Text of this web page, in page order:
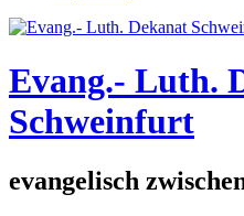
Evang.- Luth.
Schweinfurt
evangelisch